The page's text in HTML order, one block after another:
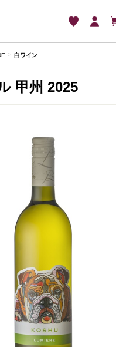
⽩ワイン
甲州 2025